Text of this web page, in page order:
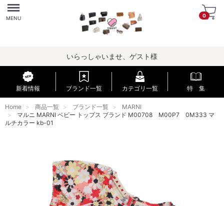
Menu
MENU 0
いらっしゃいませ、ゲスト様
新着情報 ブランド一覧 カテゴリ一覧 特 集
Home 商品一覧 ブランド一覧
MARNI
マルニ MARNI ベビー トップス ブランド M00708 M00P7 0M333 マ
ルチカラー kb-01